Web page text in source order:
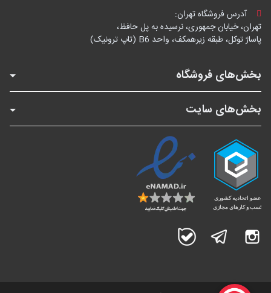
آدرس فروشگاه تهران:
تهران، خیابان جمهوری، نرسیده به پل حافظ،
پاساژ توکل، طبقه زیرهمکف، واحد B6 (تاپ ترونیک)
بخش‌های فروشگاه
بخش‌های سایت
اینستاگرام تلگرام